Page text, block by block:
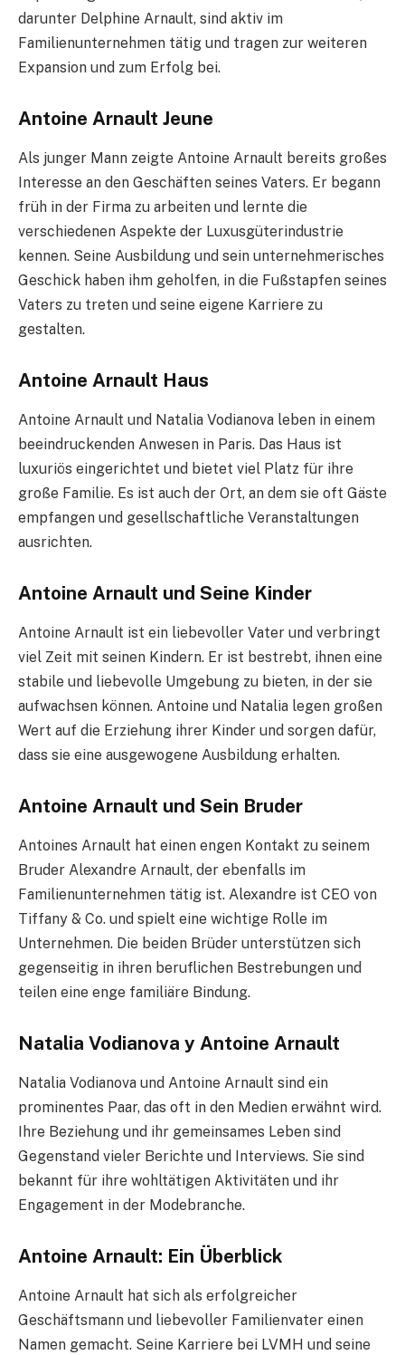
darunter Delphine Arnault, sind aktiv im
Familienunternehmen tätig und tragen zur weiteren
Expansion und zum Erfolg bei.
Antoine Arnault Jeune
Als junger Mann zeigte Antoine Arnault bereits großes
Interesse an den Geschäften seines Vaters. Er begann
früh in der Firma zu arbeiten und lernte die
verschiedenen Aspekte der Luxusgüterindustrie
kennen. Seine Ausbildung und sein unternehmerisches
Geschick haben ihm geholfen, in die Fußstapfen seines
Vaters zu treten und seine eigene Karriere zu
gestalten.
Antoine Arnault Haus
Antoine Arnault und Natalia Vodianova leben in einem
beeindruckenden Anwesen in Paris. Das Haus ist
luxuriös eingerichtet und bietet viel Platz für ihre
große Familie. Es ist auch der Ort, an dem sie oft Gäste
empfangen und gesellschaftliche Veranstaltungen
ausrichten.
Antoine Arnault und Seine Kinder
Antoine Arnault ist ein liebevoller Vater und verbringt
viel Zeit mit seinen Kindern. Er ist bestrebt, ihnen eine
stabile und liebevolle Umgebung zu bieten, in der sie
aufwachsen können. Antoine und Natalia legen großen
Wert auf die Erziehung ihrer Kinder und sorgen dafür,
dass sie eine ausgewogene Ausbildung erhalten.
Antoine Arnault und Sein Bruder
Antoines Arnault hat einen engen Kontakt zu seinem
Bruder Alexandre Arnault, der ebenfalls im
Familienunternehmen tätig ist. Alexandre ist CEO von
Tiffany & Co. und spielt eine wichtige Rolle im
Unternehmen. Die beiden Brüder unterstützen sich
gegenseitig in ihren beruflichen Bestrebungen und
teilen eine enge familiäre Bindung.
Natalia Vodianova y Antoine Arnault
Natalia Vodianova und Antoine Arnault sind ein
prominentes Paar, das oft in den Medien erwähnt wird.
Ihre Beziehung und ihr gemeinsames Leben sind
Gegenstand vieler Berichte und Interviews. Sie sind
bekannt für ihre wohltätigen Aktivitäten und ihr
Engagement in der Modebranche.
Antoine Arnault: Ein Überblick
Antoine Arnault hat sich als erfolgreicher
Geschäftsmann und liebevoller Familienvater einen
Namen gemacht. Seine Karriere bei LVMH und seine